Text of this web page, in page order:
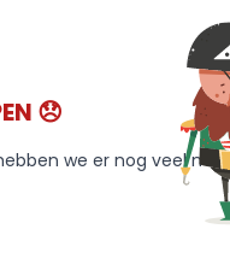
😞
we er nog veel